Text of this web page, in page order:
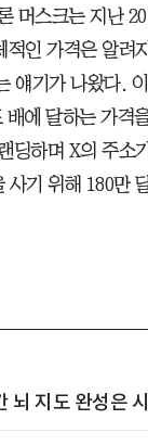
머스크는 지난
적인 가격은 알려
얘기가 나왔다.
배에 달하는 가격
딩하며 X의 주소
사기 위해 180만
뇌 지도 완성은